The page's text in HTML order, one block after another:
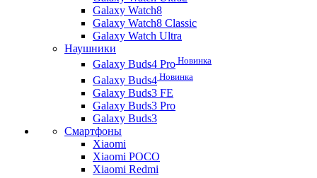
Galaxy Watch8
Galaxy Watch8 Classic
Galaxy Watch Ultra
Наушники
Galaxy Buds4 Pro Новинка
Galaxy Buds4 Новинка
Galaxy Buds3 FE
Galaxy Buds3 Pro
Galaxy Buds3
Смартфоны
Xiaomi
Xiaomi POCO
Xiaomi Redmi